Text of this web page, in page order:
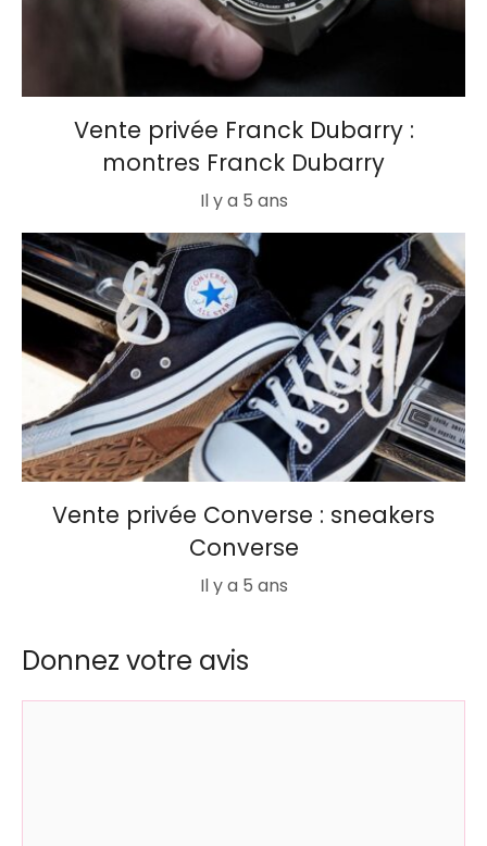
Vente privée Franck Dubarry :
montres Franck Dubarry
Il y a 5 ans
Vente privée Converse : sneakers
Converse
Il y a 5 ans
Donnez votre avis